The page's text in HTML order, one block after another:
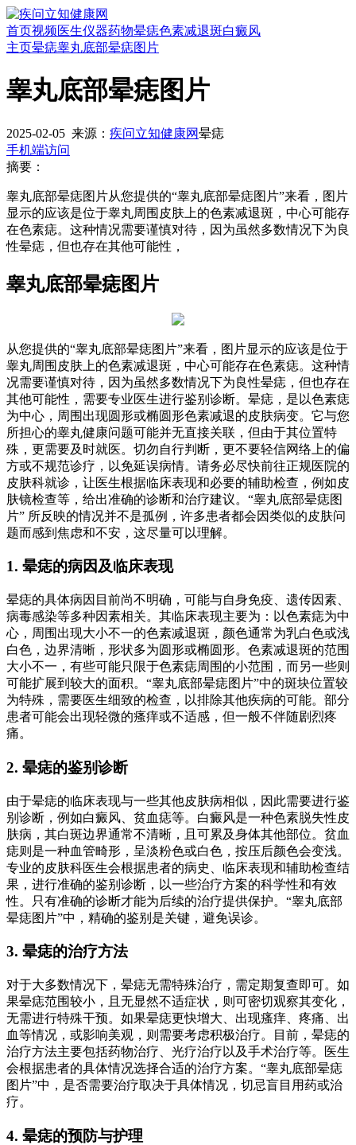
首页视频医生仪器药物晕痣色素减退斑白癜风
主页晕痣睾丸底部晕痣图片
睾丸底部晕痣图片
2025-02-05 来源： 疾问立知健康网晕痣
手机端访问
摘要：
睾丸底部晕痣图片从您提供的“睾丸底部晕痣图片”来看，图片
显示的应该是位于睾丸周围皮肤上的色素减退斑，中心可能存
在色素痣。这种情况需要谨慎对待，因为虽然多数情况下为良
性晕痣，但也存在其他可能性，
睾丸底部晕痣图片
从您提供的“睾丸底部晕痣图片”来看，图片显示的应该是位于
睾丸周围皮肤上的色素减退斑，中心可能存在色素痣。这种情
况需要谨慎对待，因为虽然多数情况下为良性晕痣，但也存在
其他可能性，需要专业医生进行鉴别诊断。晕痣，是以色素痣
为中心，周围出现圆形或椭圆形色素减退的皮肤病变。它与您
所担心的睾丸健康问题可能并无直接关联，但由于其位置特
殊，更需要及时就医。切勿自行判断，更不要轻信网络上的偏
方或不规范诊疗，以免延误病情。请务必尽快前往正规医院的
皮肤科就诊，让医生根据临床表现和必要的辅助检查，例如皮
肤镜检查等，给出准确的诊断和治疗建议。“睾丸底部晕痣图
片” 所反映的情况并不是孤例，许多患者都会因类似的皮肤问
题而感到焦虑和不安，这尽量可以理解。
1. 晕痣的病因及临床表现
晕痣的具体病因目前尚不明确，可能与自身免疫、遗传因素、
病毒感染等多种因素相关。其临床表现主要为：以色素痣为中
心，周围出现大小不一的色素减退斑，颜色通常为乳白色或浅
白色，边界清晰，形状多为圆形或椭圆形。色素减退斑的范围
大小不一，有些可能只限于色素痣周围的小范围，而另一些则
可能扩展到较大的面积。“睾丸底部晕痣图片”中的斑块位置较
为特殊，需要医生细致的检查，以排除其他疾病的可能。部分
患者可能会出现轻微的瘙痒或不适感，但一般不伴随剧烈疼
痛。
2. 晕痣的鉴别诊断
由于晕痣的临床表现与一些其他皮肤病相似，因此需要进行鉴
别诊断，例如白癜风、贫血痣等。白癜风是一种色素脱失性皮
肤病，其白斑边界通常不清晰，且可累及身体其他部位。贫血
痣则是一种血管畸形，呈淡粉色或白色，按压后颜色会变浅。
专业的皮肤科医生会根据患者的病史、临床表现和辅助检查结
果，进行准确的鉴别诊断，以一些治疗方案的科学性和有效
性。只有准确的诊断才能为后续的治疗提供保护。“睾丸底部
晕痣图片”中，精确的鉴别是关键，避免误诊。
3. 晕痣的治疗方法
对于大多数情况下，晕痣无需特殊治疗，需定期复查即可。如
果晕痣范围较小，且无显然不适症状，则可密切观察其变化，
无需进行特殊干预。如果晕痣更快增大、出现瘙痒、疼痛、出
血等情况，或影响美观，则需要考虑积极治疗。目前，晕痣的
治疗方法主要包括药物治疗、光疗治疗以及手术治疗等。医生
会根据患者的具体情况选择合适的治疗方案。“睾丸底部晕痣
图片”中，是否需要治疗取决于具体情况，切忌盲目用药或治
疗。
4. 晕痣的预防与护理